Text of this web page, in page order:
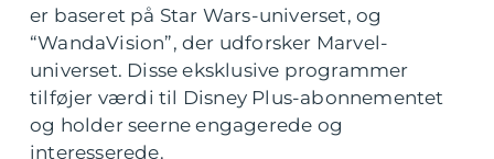
er baseret på Star Wars-universet, og
“WandaVision”, der udforsker Marvel-
universet. Disse eksklusive programmer
tilføjer værdi til Disney Plus-abonnementet
og holder seerne engagerede og
interesserede.